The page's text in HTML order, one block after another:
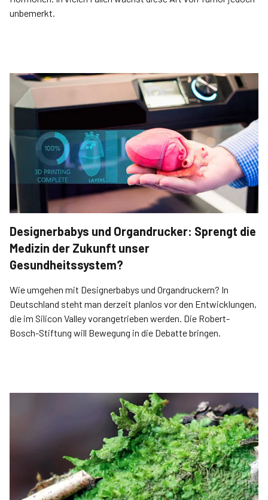
unbemerkt.
Designerbabys und Organdrucker: Sprengt die
Medizin der Zukunft unser
Gesundheitssystem?
Wie umgehen mit Designerbabys und Organdruckern? In
Deutschland steht man derzeit planlos vor den Entwicklungen,
die im Silicon Valley vorangetrieben werden. Die Robert-
Bosch-Stiftung will Bewegung in die Debatte bringen.